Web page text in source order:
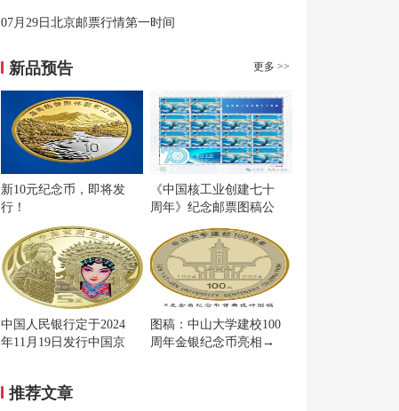
07月29日北京邮票行情第一时间
新品预告 更多 >>
新10元纪念币，即将发
行！
《中国核工业创建七十
周年》纪念邮票图稿公
中国人民银行定于2024
年11月19日发行中国京
图稿：中山大学建校100
周年金银纪念币亮相→
推荐文章